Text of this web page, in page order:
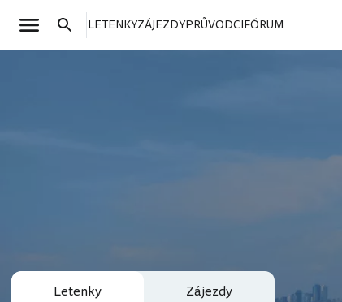
LETENKYZÁJEZDYPRŮVODCIFÓRUM
Letenky Zájezdy